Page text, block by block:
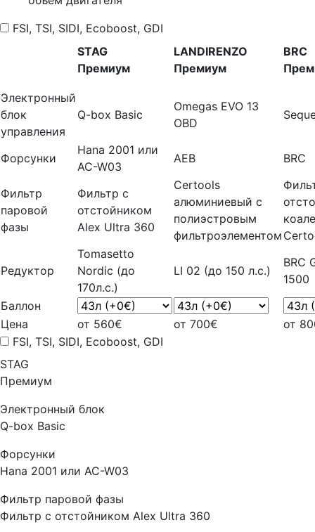
FSI, TSI, SIDI, Ecoboost, GDI
STAG
Премиум
LANDIRENZO
Премиум
BRC
Электронный
блок
управления
Q-box Basic
Omegas EVO 13
OBD
Форсунки
Hana 2001 или
AC-W03
AEB BRC
Фильтр
паровой
фазы
Фильтр с
отстойником
Alex Ultra 360
Certools
алюминиевый с
полиэстровым
фильтроэлементом
Редуктор
Tomasetto
Nordic (до
170л.с.)
LI 02 (до 150 л.с.)
BRC
1500
Баллон
Цена
от 560€ от 700€
от
FSI, TSI, SIDI, Ecoboost, GDI
STAG
Премиум
Электронный блок
Q-box Basic
Форсунки
Hana 2001 или AC-W03
Фильтр паровой фазы
Фильтр с отстойником Alex Ultra 360